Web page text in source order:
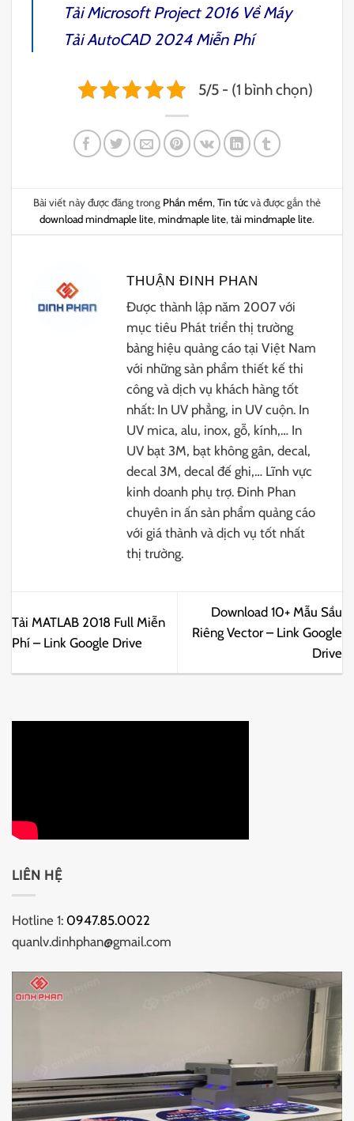
TảiMicrosoft Project 2016Về Máy
TảiAutoCAD 2024Miễn Phí
5/5 - (1 bình chọn)
Bài viết này được đăng trong Phần mềm, Tin tứcvà được gắn thẻ
download mindmaple lite, mindmaple lite, tải mindmaple lite.
THUẬN ĐINH PHAN
Được thành lập năm 2007 với
mục tiêu Phát triển thị trường
bảng hiệu quảng cáo tại Việt Nam
với những sản phẩm thiết kế thi
công và dịch vụ khách hàng tốt
nhất: In UV phẳng, in UV cuộn. In
UV mica, alu, inox, gỗ, kính,… In
UV bạt 3M, bạt không gân, decal,
decal 3M, decal đế ghi,… Lĩnh vực
kinh doanh phụ trợ. Đinh Phan
chuyên in ấn sản phẩm quảng cáo
với giá thành và dịch vụ tốt nhất
thị trường.
Tải MATLAB 2018 Full Miễn
Phí – Link Google Drive
Download 10+ Mẫu Sầu
Riêng Vector – Link Google
Drive
LIÊN HỆ
Hotline 1: 0947.85.0022
quanlv.dinhphan@gmail.com